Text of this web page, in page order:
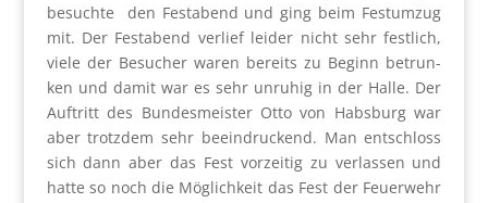
besuch­te den Fest­abend und ging beim Fest­um­zug
mit. Der Fest­abend ver­lief lei­der nicht sehr fest­lich,
vie­le der Besu­cher waren bereits zu Beginn betrun­
ken und damit war es sehr unru­hig in der Hal­le. Der
Auf­tritt des Bun­des­meis­ter Otto von Habs­burg war
aber trotz­dem sehr beein­dru­ckend. Man ent­schloss
sich dann aber das Fest vor­zei­tig zu ver­las­sen und
hat­te so noch die Mög­lich­keit das Fest der Feu­er­wehr